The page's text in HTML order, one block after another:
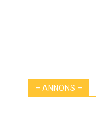
– ANNONS –